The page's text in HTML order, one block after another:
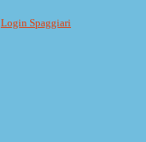
Login Spaggiari